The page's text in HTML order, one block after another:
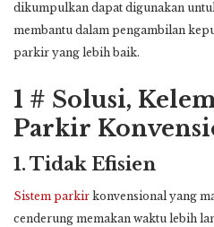
dikumpulkan dapat digunakan
membantu dalam pengambilan
parkir yang lebih baik.
1 # Solusi,
Parkir
1. Tidak Efisien
Sistem parkir konvensional yang
cenderung memakan waktu lebih